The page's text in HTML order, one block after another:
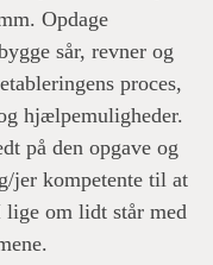
Opdage
sår, revner og
proces,
hjælpemuligheder.
på den opgave og
jer kompetente til at
om lidt står med